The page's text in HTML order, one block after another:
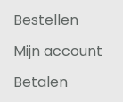
Bestellen
Mijn account
Betalen